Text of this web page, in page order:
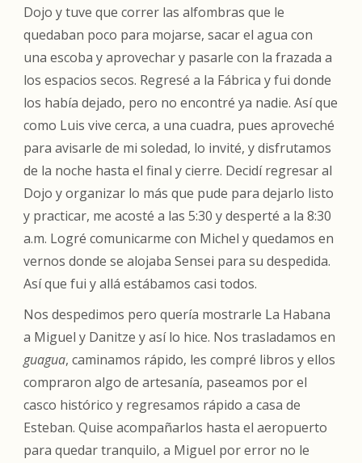
Dojo y tuve que correr las alfombras que le
quedaban poco para mojarse, sacar el agua con
una escoba y aprovechar y pasarle con la frazada a
los espacios secos. Regresé a la Fábrica y fui donde
los había dejado, pero no encontré ya nadie. Así que
como Luis vive cerca, a una cuadra, pues aproveché
para avisarle de mi soledad, lo invité, y disfrutamos
de la noche hasta el final y cierre. Decidí regresar al
Dojo y organizar lo más que pude para dejarlo listo
y practicar, me acosté a las 5:30 y desperté a la 8:30
a.m. Logré comunicarme con Michel y quedamos en
vernos donde se alojaba Sensei para su despedida.
Así que fui y allá estábamos casi todos.
Nos despedimos pero quería mostrarle La Habana
a Miguel y Danitze y así lo hice. Nos trasladamos en
guagua, caminamos rápido, les compré libros y ellos
compraron algo de artesanía, paseamos por el
casco histórico y regresamos rápido a casa de
Esteban. Quise acompañarlos hasta el aeropuerto
para quedar tranquilo, a Miguel por error no le